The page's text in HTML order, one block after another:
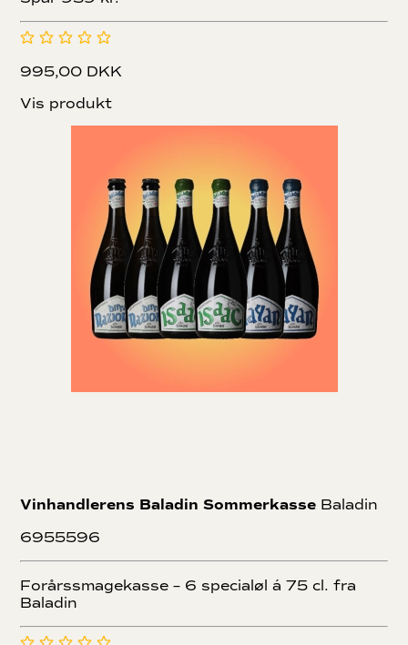
995,00 DKK
Vis produkt
Vinhandlerens Baladin Sommerkasse Baladin
6955596
Forårssmagekasse – 6 specialøl á 75 cl. fra
Baladin